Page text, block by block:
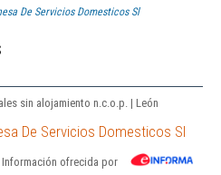
De Servicios Domesticos Sl
sin alojamiento n.c.o.p. | León
De Servicios Domesticos Sl
Información ofrecida por